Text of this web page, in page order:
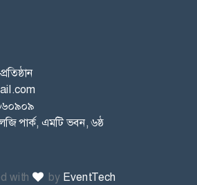
পার্ক, এমটি ভবন, ৬ষ্ঠ
with by EventTech